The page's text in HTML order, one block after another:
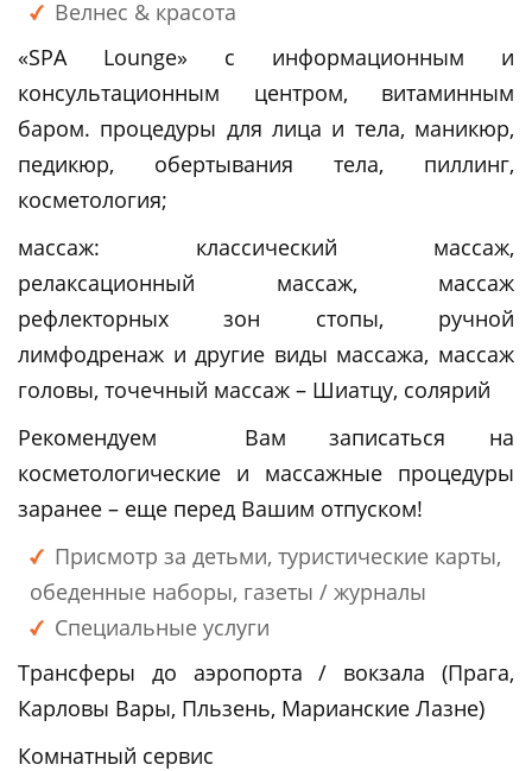
Велнес & красота
«SPA Lounge» с информационным и
консультационным центром, витаминным
баром. процедуры для лица и тела, маникюр,
педикюр, обертывания тела, пиллинг,
косметология;
массаж: классический массаж,
релаксационный массаж, массаж
рефлекторных зон стопы, ручной
лимфодренаж и другие виды массажа, массаж
головы, точечный массаж – Шиатцу, солярий
Рекомендуем Вам записаться на
косметологические и массажные процедуры
заранее – еще перед Вашим отпуском!
Присмотр за детьми, туристические карты,
обеденные наборы, газеты / журналы
Специальные услуги
Трансферы до аэропорта / вокзала (Прага,
Карловы Вары, Пльзень, Марианские Лазне)
Комнатный сервис